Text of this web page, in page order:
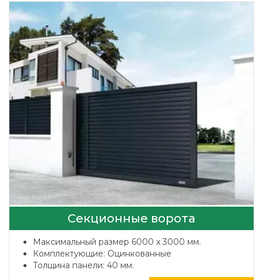
Секционные ворота
Максимальный размер 6000 x 3000 мм.
Комплектующие: Оцинкованные
Толщина панели: 40 мм.